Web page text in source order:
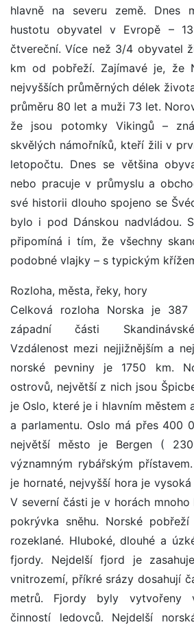
hlavně na severu země. Dnes
hustotu obyvatel v Evropě –
čtvereční. Více než 3/4 obyvatel
km od pobřeží. Zajímavé je, že
nejvyšších průměrných délek
průměru 80 let a muži 73 let.
že jsou potomky Vikingů –
skvělých námořníků, kteří žili v
letopočtu. Dnes se většina
nebo pracuje v průmyslu a
své historii dlouho spojeno se
bylo i pod Dánskou nadvládou.
připomíná i tím, že všechny
podobné vlajky – s typickým
Rozloha, města, řeky, hory
Celková rozloha Norska je
západní části
Vzdálenost mezi nejjižnějším a
norské pevniny je 1750 km.
ostrovů, největší z nich jsou
je Oslo, které je i hlavním městem
a parlamentu. Oslo má přes 400
největší město je Bergen (
významným rybářským
je hornaté, nejvyšší hora je
V severní části je v horách
pokrývka sněhu. Norské
rozeklané. Hluboké, dlouhé a
fjordy. Nejdelší fjord je
vnitrozemí, příkré srázy dosahují
metrů. Fjordy byly vytvořeny
činností ledovců. Nejdelší